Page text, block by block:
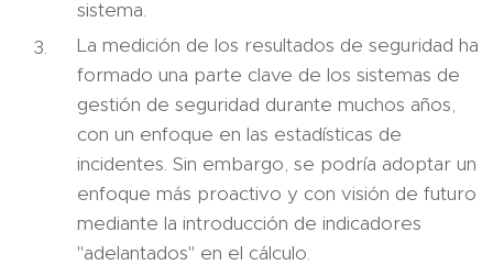
sistema.
La medición de los resultados de seguridad ha
formado una parte clave de los sistemas de
gestión de seguridad durante muchos años,
con un enfoque en las estadísticas de
incidentes. Sin embargo, se podría adoptar un
enfoque más proactivo y con visión de futuro
mediante la introducción de indicadores
"adelantados" en el cálculo.